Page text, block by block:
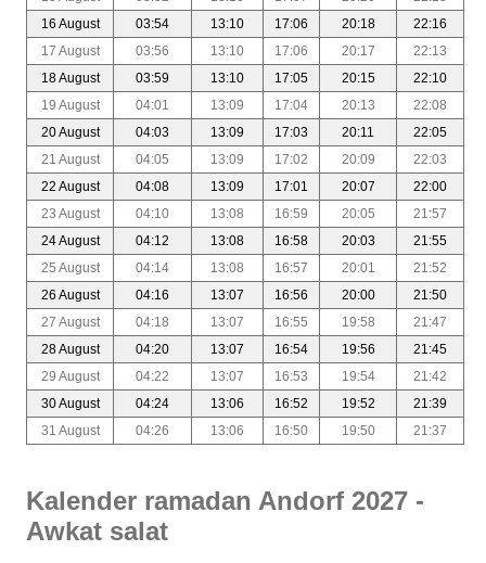
16 August
03:54 13:10 17:06 20:18
22:16
17 August
03:56 13:10 17:06 20:17
22:13
18 August
03:59 13:10 17:05 20:15
22:10
19 August
04:01 13:09 17:04 20:13
22:08
20 August
04:03 13:09 17:03 20:11
22:05
21 August
04:05 13:09 17:02 20:09
22:03
22 August
04:08 13:09 17:01 20:07
22:00
23 August
04:10 13:08 16:59 20:05
21:57
24 August
04:12 13:08 16:58 20:03
21:55
25 August
04:14 13:08 16:57 20:01
21:52
26 August
04:16 13:07 16:56 20:00
21:50
27 August
04:18 13:07 16:55 19:58
21:47
28 August
04:20 13:07 16:54 19:56
21:45
29 August
04:22 13:07 16:53 19:54
21:42
30 August
04:24 13:06 16:52 19:52
21:39
31 August
04:26 13:06 16:50 19:50 21:37
Kalender ramadan Andorf 2027 -
Awkat salat